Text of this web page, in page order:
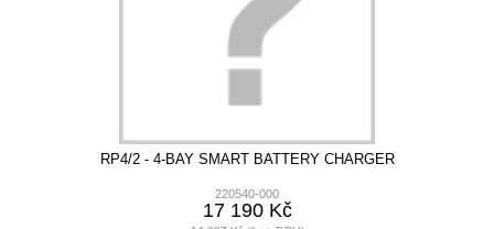
RP4/2 - 4-BAY SMART BATTERY CHARGER
220540-000
17 190 Kč